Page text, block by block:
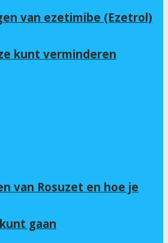
van ezetimibe (Ezetrol)
kunt verminderen
van Rosuzet en hoe je
gaan